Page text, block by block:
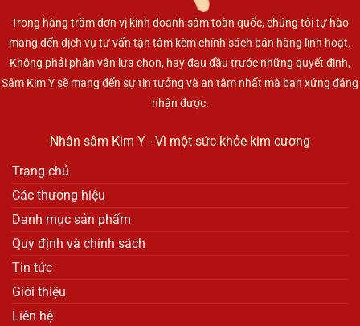
Trong hàng trăm đơn vị kinh doanh sâm toàn quốc, chúng tôi tự hào
mang đến dịch vụ tư vấn tận tâm kèm chính sách bán hàng linh hoạt.
Không phải phân vân lựa chọn, hay đau đầu trước những quyết định,
Sâm Kim Y sẽ mang đến sự tin tưởng và an tâm nhất mà bạn xứng đáng
nhận được.
Nhân sâm Kim Y - Vì một sức khỏe kim cương
Trang chủ
Các thương hiệu
Danh mục sản phẩm
Quy định và chính sách
Tin tức
Giới thiệu
Liên hệ